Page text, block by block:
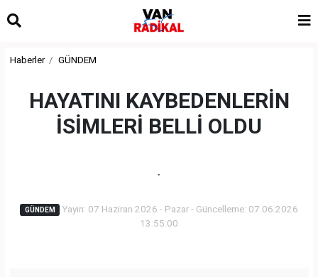
Haberler GÜNDEM
HAYATINI KAYBEDENLERİN
İSİMLERİ BELLİ OLDU
.
GÜNDEM
Yayın: 07 Haziran 2026 - Pazar - Güncelleme: 07.06.2026
13:55:00